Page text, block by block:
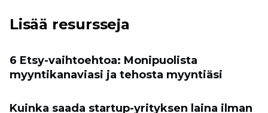
Lisää resursseja
6 Etsy-vaihtoehtoa: Monipuolista
myyntikanaviasi ja tehosta myyntiäsi
Kuinka saada startup-yrityksen laina ilman